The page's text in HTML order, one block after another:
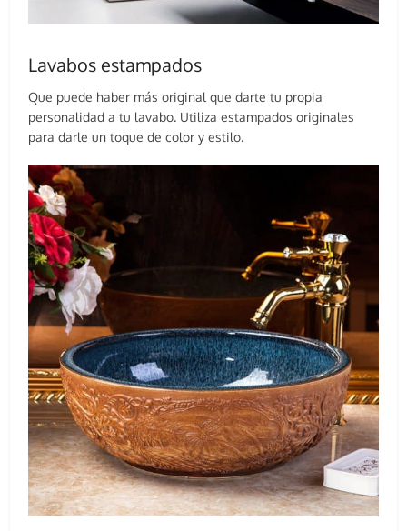
Lavabos estampados
Que puede haber más original que darte tu propia
personalidad a tu lavabo. Utiliza estampados originales
para darle un toque de color y estilo.